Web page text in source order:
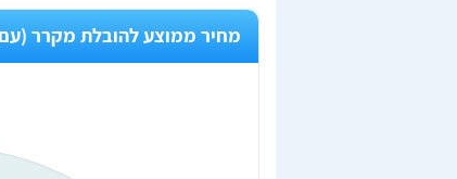
מחיר ממוצע להובלת מקרר